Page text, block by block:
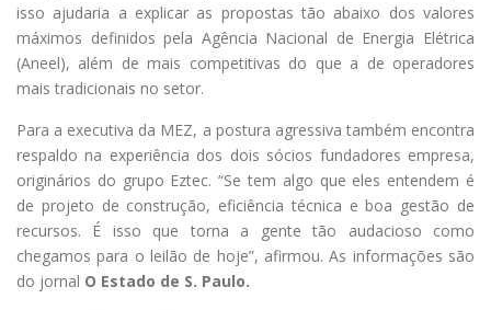
isso ajudaria a explicar as propostas tão abaixo dos valores
máximos definidos pela Agência Nacional de Energia Elétrica
(Aneel), além de mais competitivas do que a de operadores
mais tradicionais no setor.
Para a executiva da MEZ, a postura agressiva também encontra
respaldo na experiência dos dois sócios fundadores empresa,
originários do grupo Eztec. “Se tem algo que eles entendem é
de projeto de construção, eficiência técnica e boa gestão de
recursos. É isso que torna a gente tão audacioso como
chegamos para o leilão de hoje”, afirmou. As informações são
do jornal O Estado de S. Paulo.